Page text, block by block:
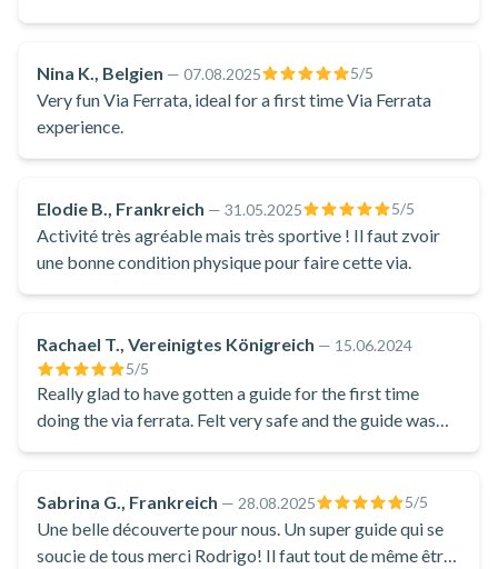
Nina K., Belgien — 07.08.2025 5/5
Very fun Via Ferrata, ideal for a first time Via Ferrata
experience.
Elodie B., Frankreich — 31.05.2025 5/5
Activité très agréable mais très sportive ! Il faut zvoir
une bonne condition physique pour faire cette via.
Rachael T., Vereinigtes Königreich — 15.06.2024
5/5
Really glad to have gotten a guide for the first time
doing the via ferrata. Felt very safe and the guide was
Sabrina G., Frankreich — 28.08.2025 5/5
Une belle découverte pour nous. Un super guide qui se
soucie de tous merci Rodrigo! Il faut tout de même être